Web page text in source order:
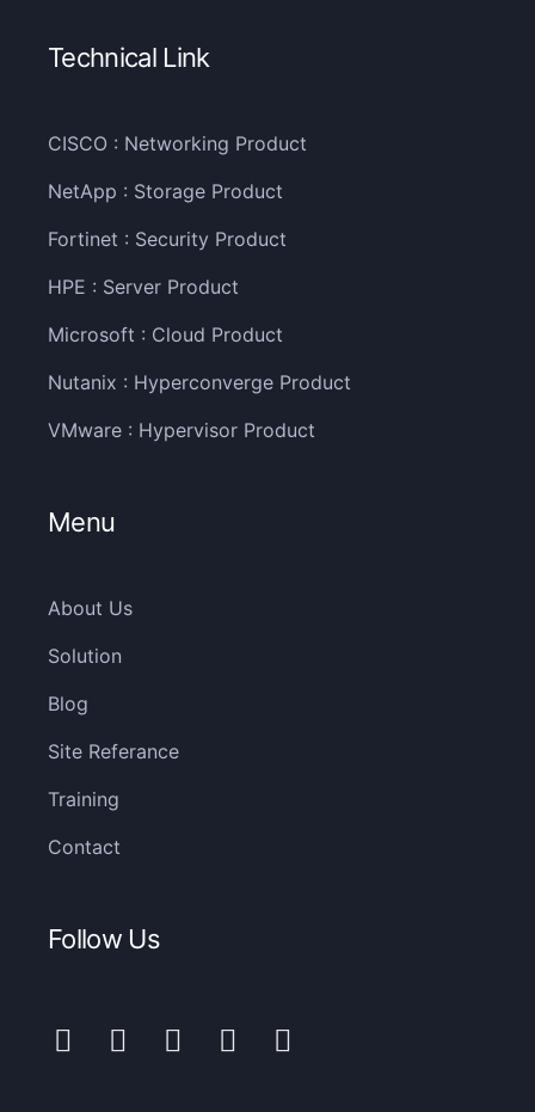
Technical Link
CISCO : Networking Product
NetApp : Storage Product
Fortinet : Security Product
HPE : Server Product
Microsoft : Cloud Product
Nutanix : Hyperconverge Product
VMware : Hypervisor Product
Menu
About Us
Solution
Blog
Site Referance
Training
Contact
Follow Us